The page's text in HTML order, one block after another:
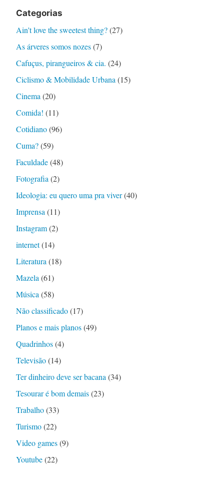
Categorias
Ain't love the sweetest thing?(27)
As árveres somos nozes(7)
Cafuçus, pirangueiros & cia. (24)
Ciclismo & Mobilidade Urbana (15)
Cinema (20)
Comida! (11)
Cotidiano(96)
Cuma?(59)
Faculdade(48)
Fotografia (2)
Ideologia: eu quero uma pra viver(40)
Imprensa (11)
Instagram(2)
internet(14)
Literatura (18)
Mazela (61)
Música (58)
Não classificado(17)
Planos e mais planos(49)
Quadrinhos(4)
Televisão(14)
Ter dinheiro deve ser bacana (34)
Tesourar é bom demais(23)
Trabalho(33)
Turismo(22)
Video games(9)
Youtube(22)